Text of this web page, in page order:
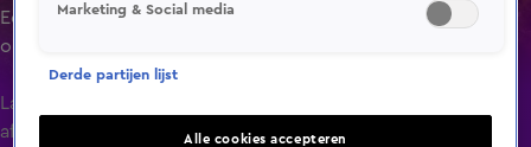
Een liefdesexperiment waarin singles ruim de tijd krijgen
om elkaar goed te leren kennen door minimaal 24 uur of
maximaal 4 dagen met elkaar door te brengen.
Laatste
aflevering
Marketing & Social media
Derde partijen lijst
Alle cookies accepteren